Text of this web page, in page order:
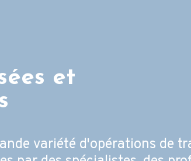
et
variété d'opérations de